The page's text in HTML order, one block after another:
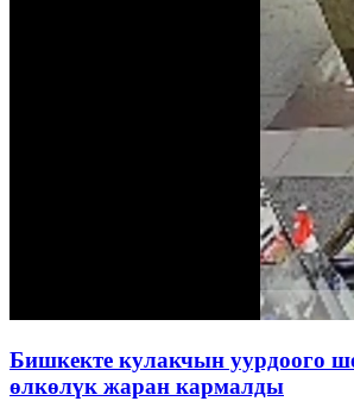
Бишкекте кулакчын уурдоого
өлкөлүк жаран кармалды